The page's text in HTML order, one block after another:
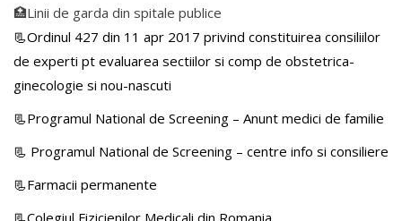
🏥Linii de garda din spitale publice
📃Ordinul 427 din 11 apr 2017 privind constituirea consiliilor
de experti pt evaluarea sectiilor si comp de obstetrica-
ginecologie si nou-nascuti
📃Programul National de Screening – Anunt medici de familie
📃 Programul National de Screening – centre info si consiliere
📃Farmacii permanente
📃Colegiul Fizicienilor Medicali din Romania